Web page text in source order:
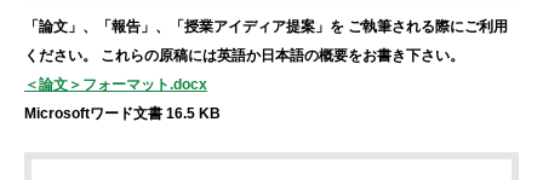
「論文」、「報告」、「授業アイディア提案」を ご執筆される際にご利用
ください。
これらの原稿には英語か日本語の概要をお書き下さい。
＜論文＞フォーマット.docx
Microsoftワード文書 16.5 KB